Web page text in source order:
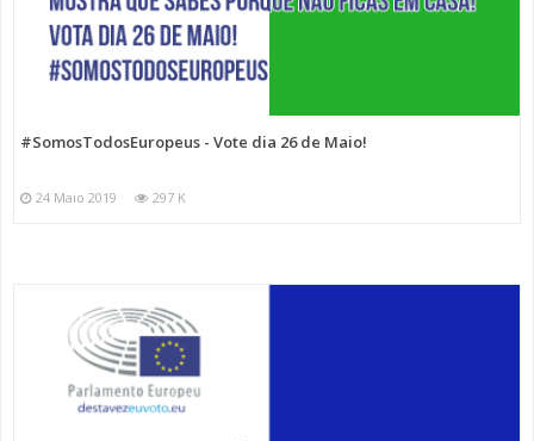
#SomosTodosEuropeus - Vote dia 26 de Maio!
24 Maio 2019 297 K